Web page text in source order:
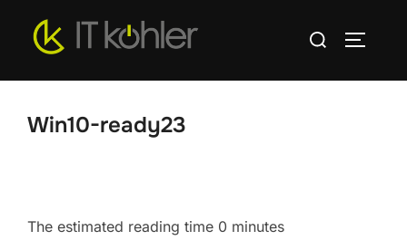
Inhalt
Suchen
Win10-ready23
The estimated reading time 0 minutes